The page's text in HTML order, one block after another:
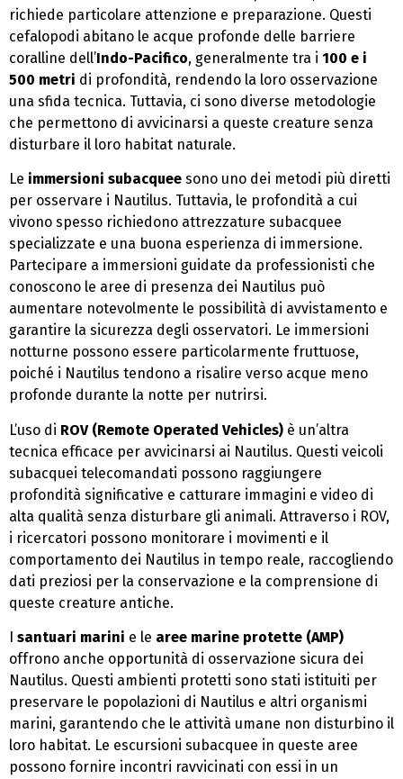
richiede particolare attenzione e preparazione. Questi
cefalopodi abitano le acque profonde delle barriere
coralline dell’Indo-Pacifico, generalmente tra i 100 e i
500 metri di profondità, rendendo la loro osservazione
una sfida tecnica. Tuttavia, ci sono diverse metodologie
che permettono di avvicinarsi a queste creature senza
disturbare il loro habitat naturale.
Le immersioni subacquee sono uno dei metodi più diretti
per osservare i Nautilus. Tuttavia, le profondità a cui
vivono spesso richiedono attrezzature subacquee
specializzate e una buona esperienza di immersione.
Partecipare a immersioni guidate da professionisti che
conoscono le aree di presenza dei Nautilus può
aumentare notevolmente le possibilità di avvistamento e
garantire la sicurezza degli osservatori. Le immersioni
notturne possono essere particolarmente fruttuose,
poiché i Nautilus tendono a risalire verso acque meno
profonde durante la notte per nutrirsi.
L’uso di ROV (Remote Operated Vehicles) è un’altra
tecnica efficace per avvicinarsi ai Nautilus. Questi veicoli
subacquei telecomandati possono raggiungere
profondità significative e catturare immagini e video di
alta qualità senza disturbare gli animali. Attraverso i ROV,
i ricercatori possono monitorare i movimenti e il
comportamento dei Nautilus in tempo reale, raccogliendo
dati preziosi per la conservazione e la comprensione di
queste creature antiche.
I santuari marini e le aree marine protette (AMP)
offrono anche opportunità di osservazione sicura dei
Nautilus. Questi ambienti protetti sono stati istituiti per
preservare le popolazioni di Nautilus e altri organismi
marini, garantendo che le attività umane non disturbino il
loro habitat. Le escursioni subacquee in queste aree
possono fornire incontri ravvicinati con essi in un